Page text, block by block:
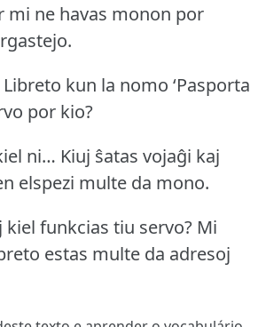
mi ne havas monon por
Libreto kun la nomo ‘Pasporta
por kio?
ni… Kiuj ŝatas vojaĝi kaj
elspezi multe da mono.
kiel funkcias tiu servo? Mi
estas multe da adresoj